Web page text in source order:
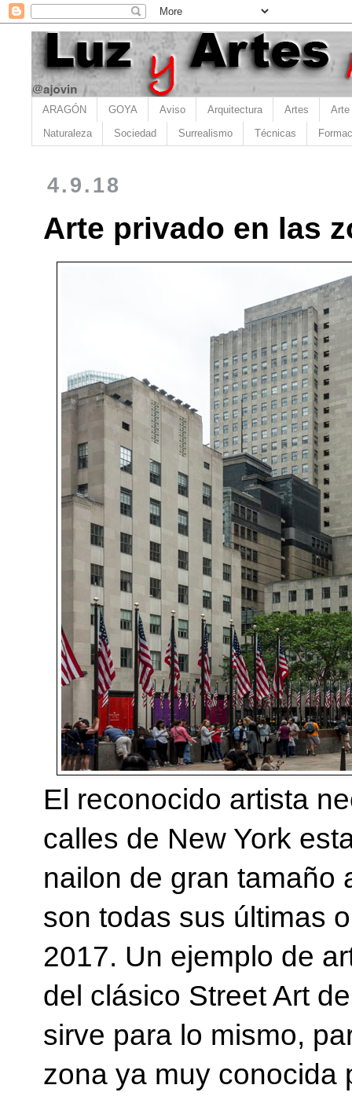
ARAGÓN GOYA Aviso Arquitectura Artes Arte
Naturaleza Sociedad Surrealismo Técnicas
4.9.18
Arte privado en las
El reconocido artista
calles de New York
nailon de gran tamaño
son todas sus últimas
2017. Un ejemplo de
del clásico Street Art
sirve para lo mismo,
zona ya muy conocida